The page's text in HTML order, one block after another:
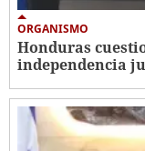
ORGANISMO
Honduras
independencia